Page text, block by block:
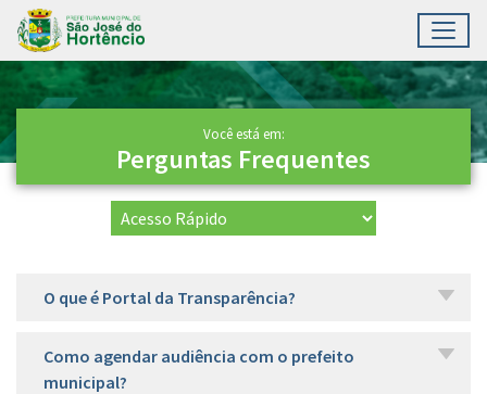
Ir para conteúdo principal
Conteúdo Principal
Você está em:
Perguntas Frequentes
O que é Portal da Transparência?
Como agendar audiência com o prefeito
municipal?